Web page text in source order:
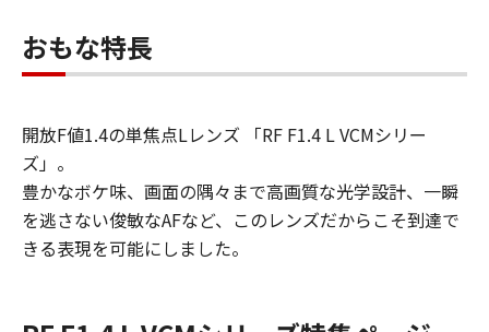
おもな特長
開放F値1.4の単焦点Lレンズ 「RF F1.4 L VCMシリー
ズ」。
豊かなボケ味、画面の隅々まで高画質な光学設計、一瞬
を逃さない俊敏なAFなど、このレンズだからこそ到達で
きる表現を可能にしました。